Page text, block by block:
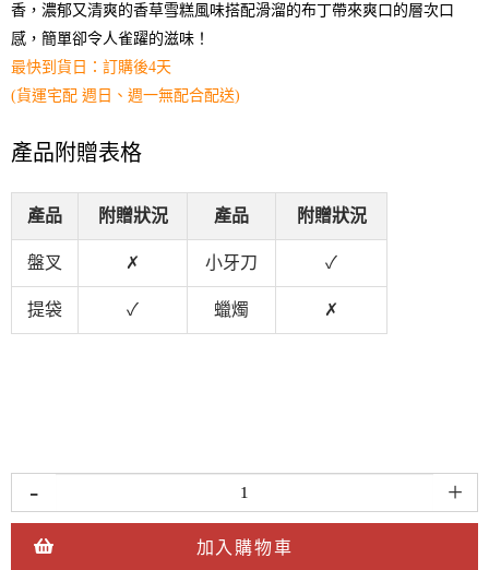
香，濃郁又清爽的香草雪糕風味搭配滑溜的布丁帶來爽口的層次口
感，簡單卻令人雀躍的滋味！
最快到貨日：訂購後4天
(貨運宅配 週日、週一無配合配送)
產品附贈表格
產品 附贈狀況 產品 附贈狀況
盤叉 ✗ 小牙刀 ✓
提袋 ✓ 蠟燭 ✗
- +
加入購物車